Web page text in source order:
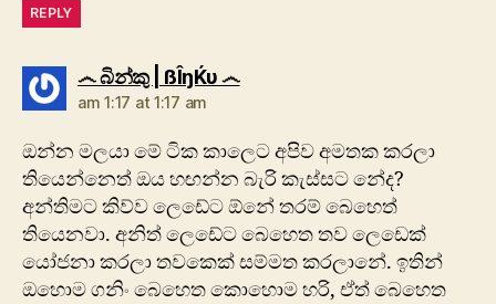
REPLY
෴ බින්කු | ßÎŋЌυ ෴says:
am 1:17 at 1:17 am
ඔන්න මලයා මේ ටික කාලෙට අපිව අමතක කරලා
තියෙන්නෙත් ඔය හඟන්න බැරි කැස්සට නේද?
අන්තිමට කිව්ව ලෙඩේට ඕනේ තරම් බෙහෙත්
තියෙනවා. අනිත් ලෙඩේට බෙහෙත තව ලෙඩෙක්
යෝජනා කරලා තවකෙක් සම්මත කරලානේ. ඉතින්
ඔහොම ගනිං බෙහෙත කොහොම හරි, ඒත් බෙහෙත